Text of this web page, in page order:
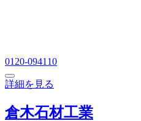
0120-094110
詳細を見る
倉木石材工業